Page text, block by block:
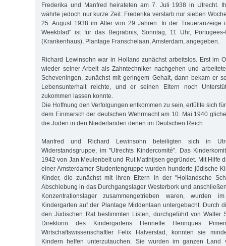
Frederika und Manfred heirateten am 7. Juli 1938 in Utrecht.
währte jedoch nur kurze Zeit. Frederika verstarb nur sieben
25. August 1938 im Alter von 29 Jahren. In der Traueranzeige
Weekblad" ist für das Begräbnis, Sonntag, 11 Uhr, Portugees-
(Krankenhaus), Plantage Franschelaan, Amsterdam, angegeben.
Richard Lewinsohn war in Holland zunächst arbeitslos. Erst im
wieder seiner Arbeit als Zahntechniker nachgehen und
Scheveningen, zunächst mit geringem Gehalt, dann bekam er
Lebensunterhalt reichte, und er seinen Eltern noch
zukommen lassen konnte.
Die Hoffnung den Verfolgungen entkommen zu sein, erfüllte sich
dem Einmarsch der deutschen Wehrmacht am 10. Mai 1940
die Juden in den Niederlanden denen im Deutschen Reich.
Manfred und Richard Lewinsohn beteiligten sich in
Widerstandsgruppe, im "Utrechts Kindercomité". Das
1942 von Jan Meulenbelt und Rut Matthijsen gegründet. Mit Hilfe
einer Amsterdamer Studentengruppe wurden hunderte jüdische
Kinder, die zunächst mit ihren Eltern in der "Hollandsche
Abschiebung in das Durchgangslager Westerbork und
Konzentrationslager zusammengetrieben waren, wurden
Kindergarten auf der Plantage Middenlaan untergebacht. Durch
den Jüdischen Rat bestimmten Listen, durchgeführt von Walter
Direktorin des Kindergartens Henriette Henriques
Wirtschaftswissenschaftler Felix Halverstad, konnten sie
Kindern helfen unterzutauchen. Sie wurden im ganzen Land